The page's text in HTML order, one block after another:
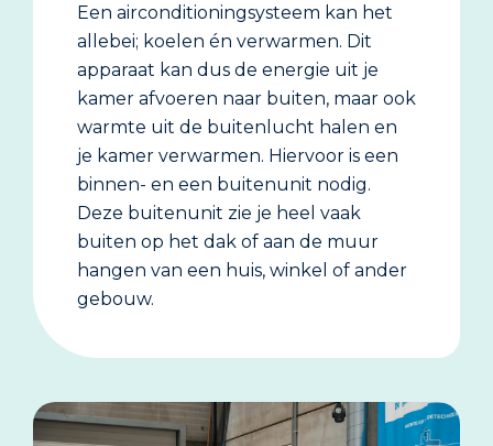
Een airconditioningsysteem kan het
allebei; koelen én verwarmen. Dit
apparaat kan dus de energie uit je
kamer afvoeren naar buiten, maar ook
warmte uit de buitenlucht halen en
je kamer verwarmen. Hiervoor is een
binnen- en een buitenunit nodig.
Deze buitenunit zie je heel vaak
buiten op het dak of aan de muur
hangen van een huis, winkel of ander
gebouw.